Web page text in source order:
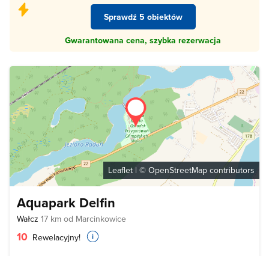
Sprawdź 5 obiektów
Gwarantowana cena, szybka rezerwacja
Leaflet | © OpenStreetMap contributors
Aquapark Delfin
Wałcz 17 km od Marcinkowice
10 Rewelacyjny!